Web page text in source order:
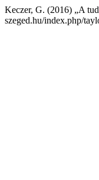
Keczer, G. (2016) „A
szeged.hu/index.php/